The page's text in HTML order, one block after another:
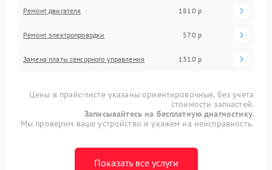
Ремонт двигателя 1810 р
Ремонт электропроводки 570 р
Замена платы сенсорного управления 1310 р
Цены в прайс-листе указаны ориентировочные, без учета
стоимости запчастей.
Записывайтесь на бесплатную диагностику.
Мы проверим ваше устройство и укажем на неисправность.
Показать все услуги